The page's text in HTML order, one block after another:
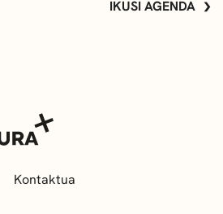
IKUSI AGENDA
Kontaktua